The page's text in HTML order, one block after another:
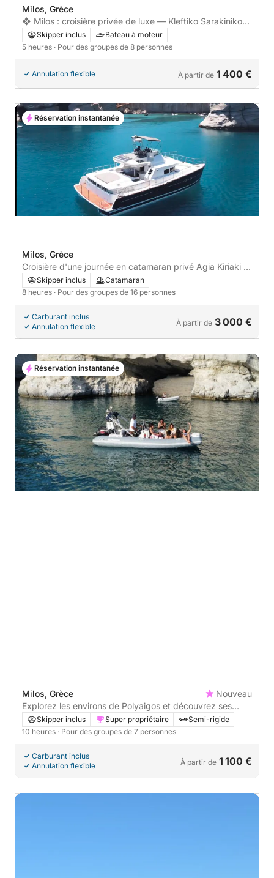
Milos, Grèce
❖ Milos : croisière privée de luxe — Kleftiko Sarakiniko
Poliegos
Skipper inclus
Bateau à moteur
5 heures · Pour des groupes de 8 personnes
Annulation flexible À partir de 1 400 €
Milos, Grèce
Croisière d'une journée en catamaran privé Agia Kiriaki -
Kleftiko
Skipper inclus
Catamaran
8 heures · Pour des groupes de 16 personnes
Carburant inclus
Annulation flexible
À partir de 3 000 €
Réservation instantanée
Milos, Grèce
Nouveau
Explorez les environs de Polyaigos et découvrez ses
trésors cachés
Skipper inclus Super propriétaire
Semi-rigide
10 heures · Pour des groupes de 7 personnes
Carburant inclus
Annulation flexible
À partir de 1 100 €
Réservation instantanée